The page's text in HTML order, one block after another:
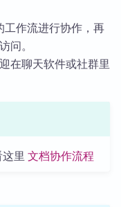
作流进行协作，再
问。
在聊天软件或社群里
里 文档协作流程